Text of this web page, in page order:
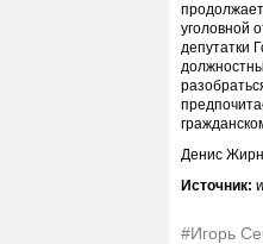
уголовной
депутатки
Денис
Источник:
#Игорь